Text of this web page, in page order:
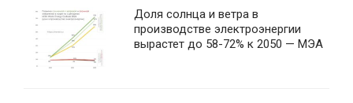
Доля солнца и ветра в
производстве электроэнергии
вырастет до 58-72% к 2050 — МЭА